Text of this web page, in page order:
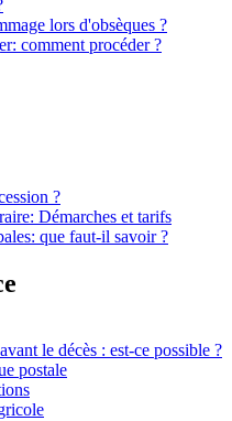
lors d'obsèques ?
comment procéder ?
?
Démarches et tarifs
que faut-il savoir ?
le décès : est-ce possible ?
postale